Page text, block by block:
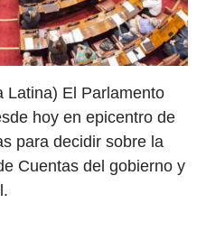
Latina) El Parlamento
hoy en epicentro de
para decidir sobre la
Cuentas del gobierno y